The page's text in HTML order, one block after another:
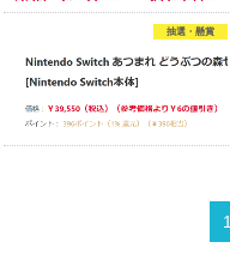
抽選・懸賞
1